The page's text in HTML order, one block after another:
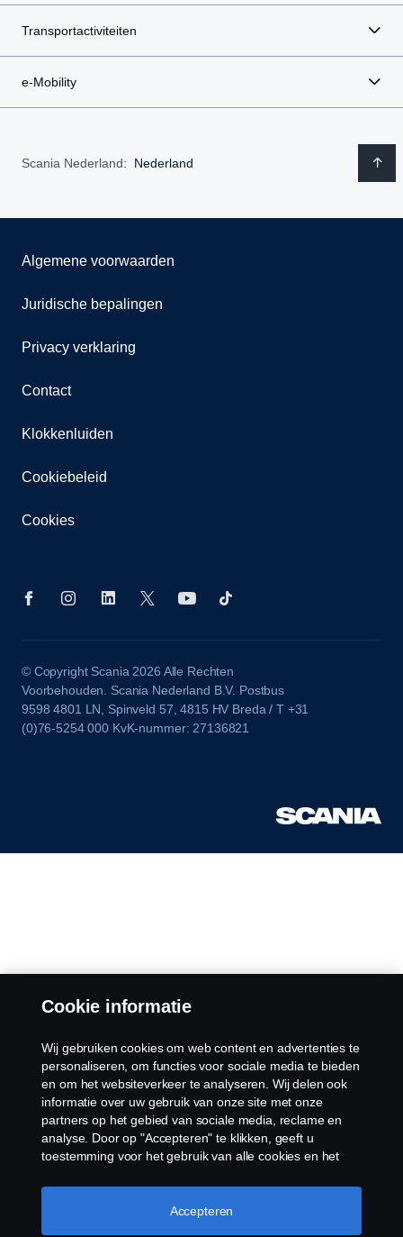
Transportactiviteiten
e-Mobility
Scania Nederland: Nederland
Algemene voorwaarden
Juridische bepalingen
Privacy verklaring
Contact
Klokkenluiden
Cookiebeleid
Cookies
© Copyright Scania 2026 Alle Rechten
Voorbehouden. Scania Nederland B.V. Postbus
9598 4801 LN, Spinveld 57, 4815 HV Breda / T +31
(0)76-5254 000 KvK-nummer: 27136821
Cookie informatie
Wij gebruiken cookies om web content en advertenties te
personaliseren, om functies voor sociale media te bieden
en om het websiteverkeer te analyseren. Wij delen ook
informatie over uw gebruik van onze site met onze
partners op het gebied van sociale media, reclame en
analyse. Door op "Accepteren" te klikken, geeft u
toestemming voor het gebruik van alle cookies en het
door op "Cookie Instellingen" te klikken en de
categorieën te selecteren die u wilt accepteren. Voor een
Accepteren